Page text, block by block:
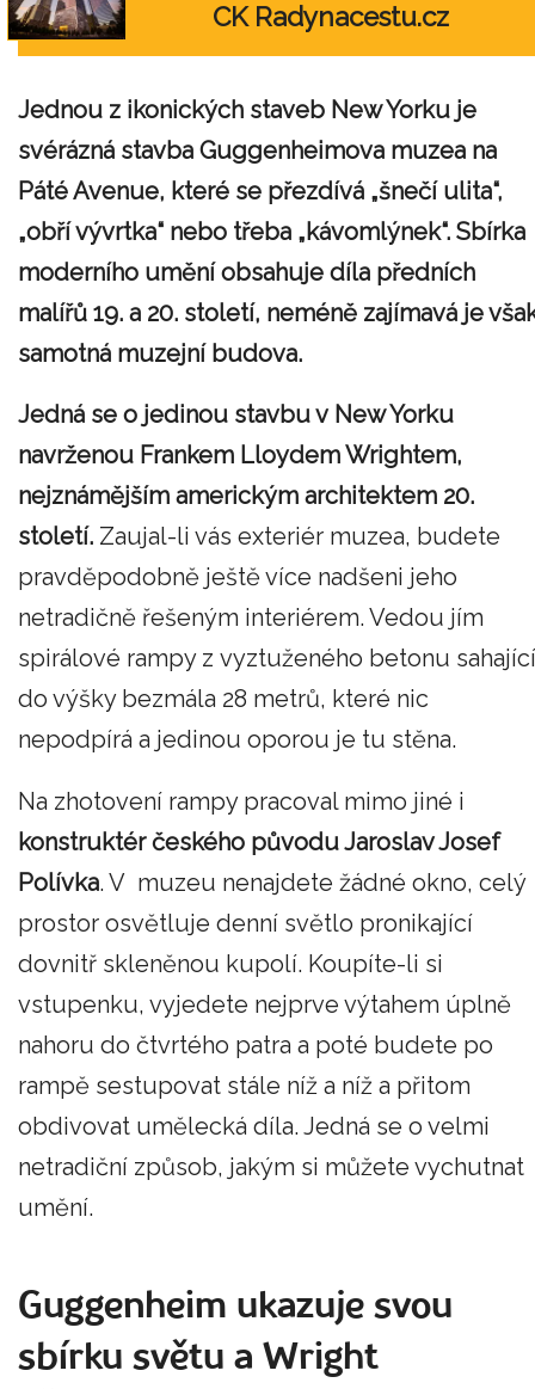
CK Radynacestu.cz
Jednou z ikonických staveb New Yorku je
svérázná stavba Guggenheimova muzea na
Páté Avenue, které se přezdívá „šnečí ulita“,
„obří vývrtka“ nebo třeba „kávomlýnek“. Sbírka
moderního umění obsahuje díla předních
malířů 19. a 20. století, neméně zajímavá je
samotná muzejní budova.
Jedná se o jedinou stavbu v New Yorku
navrženou Frankem Lloydem Wrightem,
nejznámějším americkým architektem 20.
století. Zaujal-li vás exteriér muzea, budete
pravděpodobně ještě více nadšeni jeho
netradičně řešeným interiérem. Vedou jím
spirálové rampy z vyztuženého betonu sahající
do výšky bezmála 28 metrů, které nic
nepodpírá a jedinou oporou je tu stěna.
Na zhotovení rampy pracoval mimo jiné i
konstruktér českého původu Jaroslav Josef
Polívka. V muzeu nenajdete žádné okno, celý
prostor osvětluje denní světlo pronikající
dovnitř skleněnou kupolí. Koupíte-li si
vstupenku, vyjedete nejprve výtahem úplně
nahoru do čtvrtého patra a poté budete po
rampě sestupovat stále níž a níž a přitom
obdivovat umělecká díla. Jedná se o velmi
netradiční způsob, jakým si můžete vychutnat
umění.
Guggenheim ukazuje svou
sbírku světu a Wright